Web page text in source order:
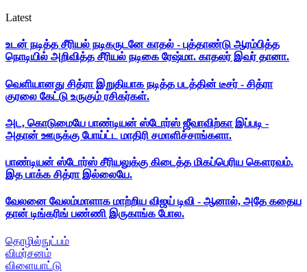
Latest
உடன் நடித்த சீரியல் நடிகருடனே காதல் - புத்தாண்டு ஆரம்பித்த
நொடியில் அறிவித்த சீரியல் நடிகை ரேஷ்மா. காதலர் இவர் தானா.
வெளியானது சித்ரா இறுதியாக நடித்த படத்தின் டீசர் - சித்ரா
குரலை கேட்டு உருகும் ரசிகர்கள்.
அட, கொடுமையே பாண்டியன் ஸ்டோர்ஸ் ஜீவாவிற்கா இப்படி -
அதான் ஊருக்கு போய்ட்ட மாதிரி சமாளிச்சாங்களா.
பாண்டியன் ஸ்டோர்ஸ் சீரியலுக்கு கிடைத்த மிகப்பெரிய கௌரவம்.
இத பாக்க சித்ரா இல்லையே.
வேலனை வேலம்மாளாக மாற்றிய விஜய் டிவி - ஆனால், அதே கதைய
தான் டிங்கரிங் பண்ணி இருகாங்க போல.
தொழில்நுட்பம்
விமர்சனம்
விளையாட்டு